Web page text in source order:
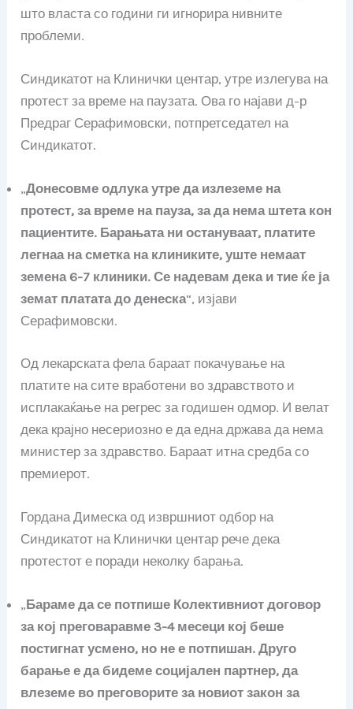
што власта со години ги игнорира нивните
проблеми.
Синдикатот на Клинички центар, утре излегува на
протест за време на паузата. Ова го најави д-р
Предраг Серафимовски, потпретседател на
Синдикатот.
„Донесовме одлука утре да излеземе на
протест, за време на пауза, за да нема штета кон
пациентите. Барањата ни остануваат, платите
легнаа на сметка на клиниките, уште немаат
земена 6-7 клиники. Се надевам дека и тие ќе ја
земат платата до денеска“, изјави
Серафимовски.
Од лекарската фела бараат покачување на
платите на сите вработени во здравството и
исплакаќање на регрес за годишен одмор. И велат
дека крајно несериозно е да една држава да нема
министер за здравство. Бараат итна средба со
премиерот.
Гордана Димеска од извршниот одбор на
Синдикатот на Клинички центар рече дека
протестот е поради неколку барања.
„Бараме да се потпише Колективниот договор
за кој преговаравме 3-4 месеци кој беше
постигнат усмено, но не е потпишан. Друго
барање е да бидеме социјален партнер, да
влеземе во преговорите за новиот закон за